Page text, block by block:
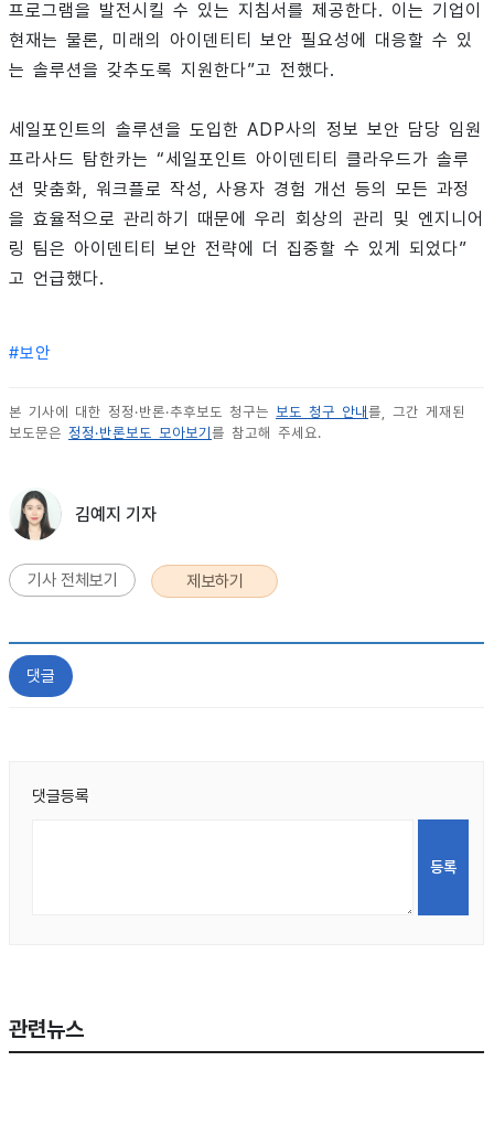
프로그램을 발전시킬 수 있는 지침서를 제공한다. 이는 기업이
현재는 물론, 미래의 아이덴티티 보안 필요성에 대응할 수 있
는 솔루션을 갖추도록 지원한다”고 전했다.
세일포인트의 솔루션을 도입한 ADP사의 정보 보안 담당 임원
프라사드 탐한카는 “세일포인트 아이덴티티 클라우드가 솔루
션 맞춤화, 워크플로 작성, 사용자 경험 개선 등의 모든 과정
을 효율적으로 관리하기 때문에 우리 회상의 관리 및 엔지니어
링 팀은 아이덴티티 보안 전략에 더 집중할 수 있게 되었다”
고 언급했다.
#보안
본 기사에 대한 정정·반론·추후보도 청구는 보도 청구 안내 를, 그간 게재된
보도문은 정정·반론보도 모아보기 를 참고해 주세요.
김예지 기자
기사 전체보기 제보하기
댓글
댓글등록
관련뉴스